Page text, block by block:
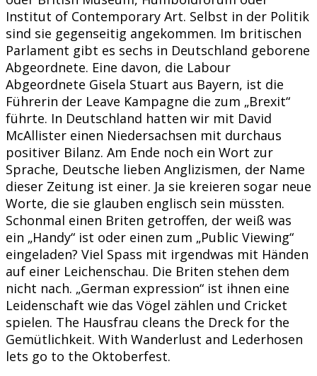
Institut of Contemporary Art. Selbst in der Politik
sind sie gegenseitig angekommen. Im britischen
Parlament gibt es sechs in Deutschland geborene
Abgeordnete. Eine davon, die Labour
Abgeordnete Gisela Stuart aus Bayern, ist die
Führerin der Leave Kampagne die zum „Brexit“
führte. In Deutschland hatten wir mit David
McAllister einen Niedersachsen mit durchaus
positiver Bilanz. Am Ende noch ein Wort zur
Sprache, Deutsche lieben Anglizismen, der Name
dieser Zeitung ist einer. Ja sie kreieren sogar neue
Worte, die sie glauben englisch sein müssten.
Schonmal einen Briten getroffen, der weiß was
ein „Handy“ ist oder einen zum „Public Viewing“
eingeladen? Viel Spass mit irgendwas mit Händen
auf einer Leichenschau. Die Briten stehen dem
nicht nach. „German expression“ ist ihnen eine
Leidenschaft wie das Vögel zählen und Cricket
spielen. The Hausfrau cleans the Dreck for the
Gemütlichkeit. With Wanderlust and Lederhosen
lets go to the Oktoberfest.